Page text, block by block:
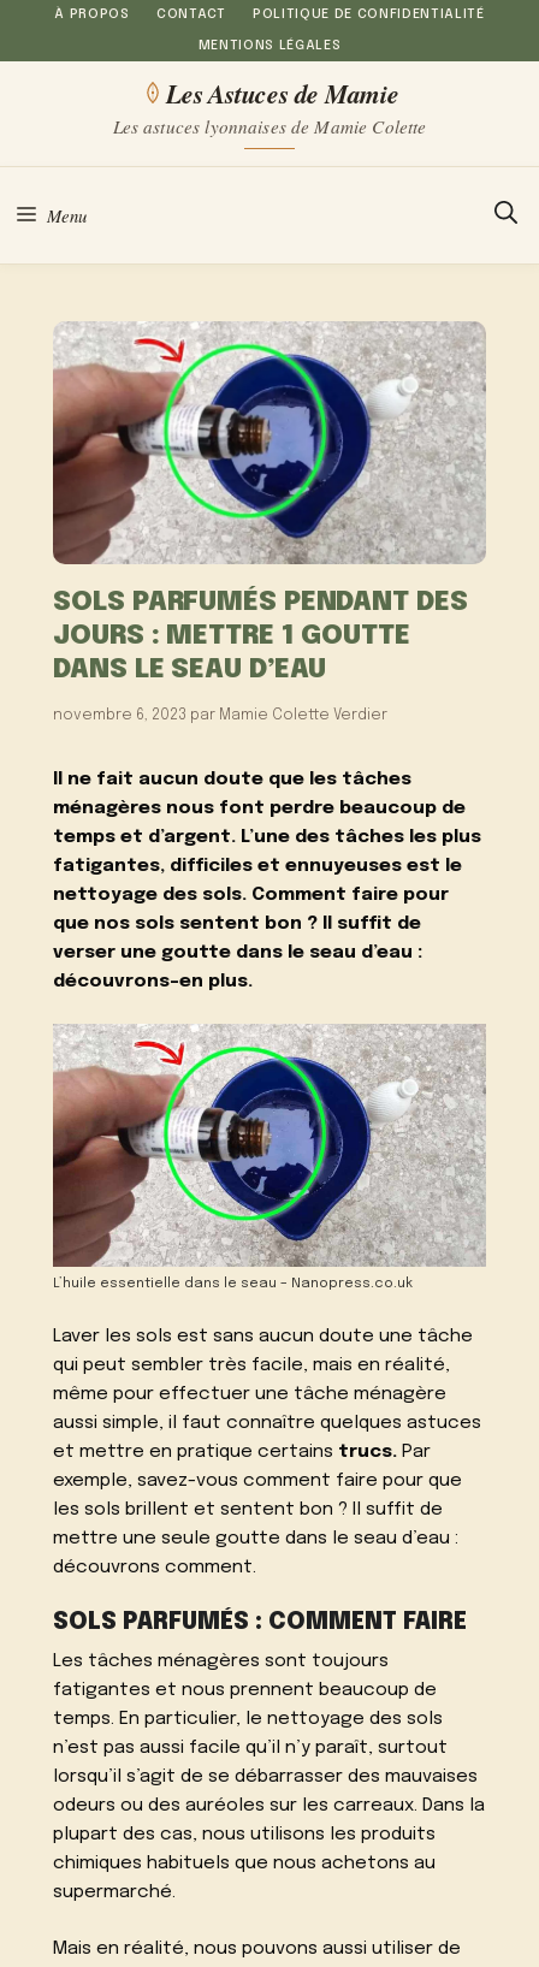
Aller
au
À PROPOS CONTACT POLITIQUE DE CONFIDENTIALITÉ
MENTIONS LÉGALES
Les Astuces de Mamie
Les astuces lyonnaises de Mamie Colette
Menu
SOLS PARFUMÉS PENDANT DES
JOURS : METTRE 1 GOUTTE
DANS LE SEAU D’EAU
novembre 6, 2023 par Mamie Colette Verdier
Il ne fait aucun doute que les tâches
ménagères nous font perdre beaucoup de
temps et d’argent. L’une des tâches les plus
fatigantes, difficiles et ennuyeuses est le
nettoyage des sols. Comment faire pour
que nos sols sentent bon ? Il suffit de
verser une goutte dans le seau d’eau :
découvrons-en plus.
L’huile essentielle dans le seau – Nanopress.co.uk
Laver les sols est sans aucun doute une tâche
qui peut sembler très facile, mais en réalité,
même pour effectuer une tâche ménagère
aussi simple, il faut connaître quelques astuces
et mettre en pratique certains trucs. Par
exemple, savez-vous comment faire pour que
les sols brillent et sentent bon ? Il suffit de
mettre une seule goutte dans le seau d’eau :
découvrons comment.
SOLS PARFUMÉS : COMMENT FAIRE
Les tâches ménagères sont toujours
fatigantes et nous prennent beaucoup de
temps. En particulier, le nettoyage des sols
n’est pas aussi facile qu’il n’y paraît, surtout
lorsqu’il s’agit de se débarrasser des mauvaises
odeurs ou des auréoles sur les carreaux. Dans la
plupart des cas, nous utilisons les produits
chimiques habituels que nous achetons au
supermarché.
Mais en réalité, nous pouvons aussi utiliser de